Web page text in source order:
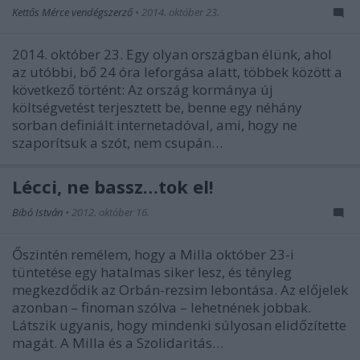
Kettős Mérce vendégszerző • 2014. október 23.
2014. október 23. Egy olyan országban élünk, ahol
az utóbbi, bő 24 óra leforgása alatt, többek között a
következő történt: Az ország kormánya új
költségvetést terjesztett be, benne egy néhány
sorban definiált internetadóval, ami, hogy ne
szaporítsuk a szót, nem csupán…
Lécci, ne bassz…tok el!
Bibó István • 2012. október 16.
Őszintén remélem, hogy a Milla október 23-i
tüntetése egy hatalmas siker lesz, és tényleg
megkezdődik az Orbán-rezsim lebontása. Az előjelek
azonban – finoman szólva – lehetnének jobbak.
Látszik ugyanis, hogy mindenki súlyosan elidőzítette
magát. A Milla és a Szolidaritás…